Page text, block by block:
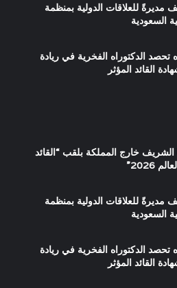
مديرةً للعلاقات الدولية بمنظمة
الدكتوراه الفخرية في ريادة
القائد المؤثر
الشريف خارج المملكة بلقب “القائد
مديرةً للعلاقات الدولية بمنظمة
الدكتوراه الفخرية في ريادة
القائد المؤثر